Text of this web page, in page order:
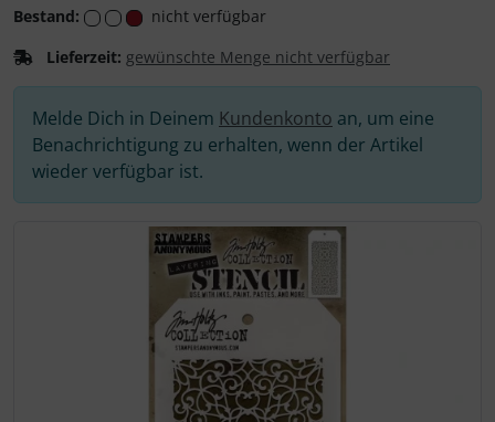
Bestand:
nicht verfügbar
Lieferzeit: gewünschte Menge nicht verfügbar
Melde Dich in Deinem Kundenkonto an, um eine
Benachrichtigung zu erhalten, wenn der Artikel
wieder verfügbar ist.